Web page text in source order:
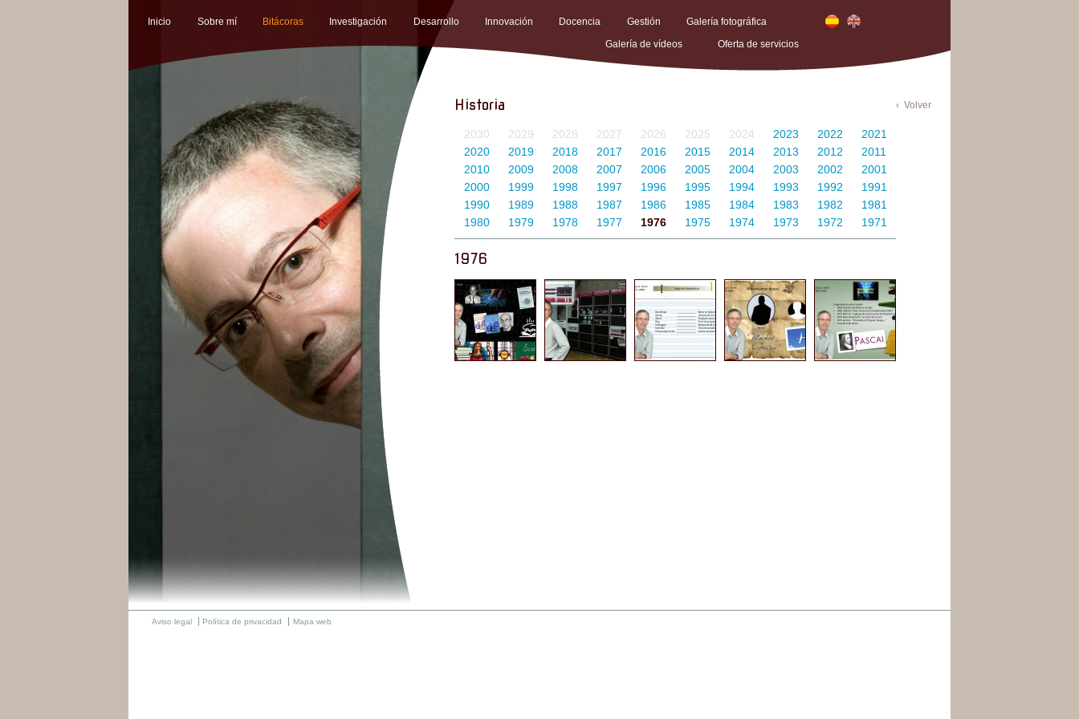
Inicio Sobre mí Bitácoras Investigación Desarrollo Innovación Docencia Gestión
Galería fotográfica
Galería de vídeos
Oferta de servicios
Historia Volver
2030 2029 2028 2027 2026 2025 2024 2023 2022
2021
2020
2019 2018 2017 2016 2015 2014 2013 2012
2011
2010
2009 2008 2007 2006 2005 2004 2003 2002
2001
2000
1999 1998 1997 1996 1995 1994 1993 1992
1991
1990
1989 1988 1987 1986 1985 1984 1983 1982
1981
1980
1979 1978 1977 1976 1975 1974 1973 1972 1971
1976
Aviso legal Política de privacidad Mapa web